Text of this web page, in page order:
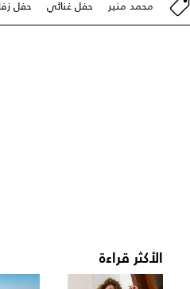
محمد منير حفل غنائي حفل
الأكثر قراءة